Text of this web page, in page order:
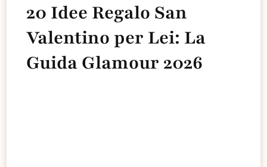
20 Idee Regalo San
Valentino per Lei: La
Guida Glamour 2026